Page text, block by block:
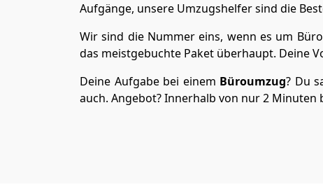
Aufgänge, unsere Umzugshelfer sind die
Wir sind die Nummer eins, wenn es um
das meistgebuchte Paket überhaupt. Deine
Deine Aufgabe bei einem Büroumzug? Du
auch. Angebot? Innerhalb von nur 2 Minuten